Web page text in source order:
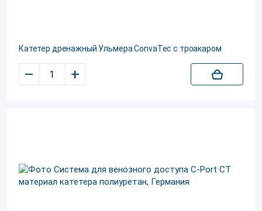
Катетер дренажный Ульмера ConvaTec с троакаром
– +